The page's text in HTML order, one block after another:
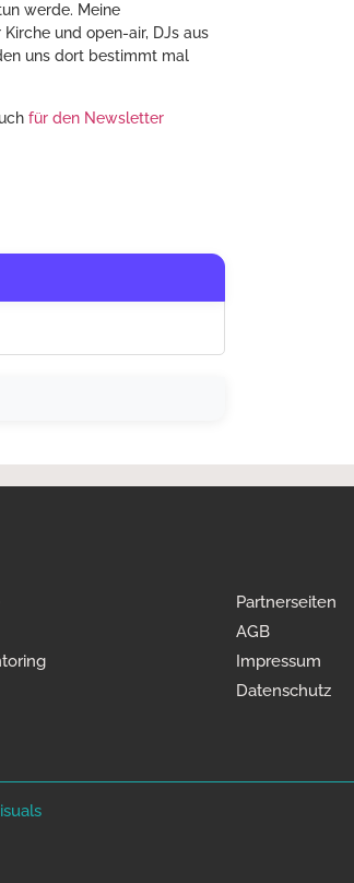
werde. Meine
und open-air, DJs aus
uns dort bestimmt mal
für den Newsletter
Partnerseiten
AGB
Impressum
Datenschutz